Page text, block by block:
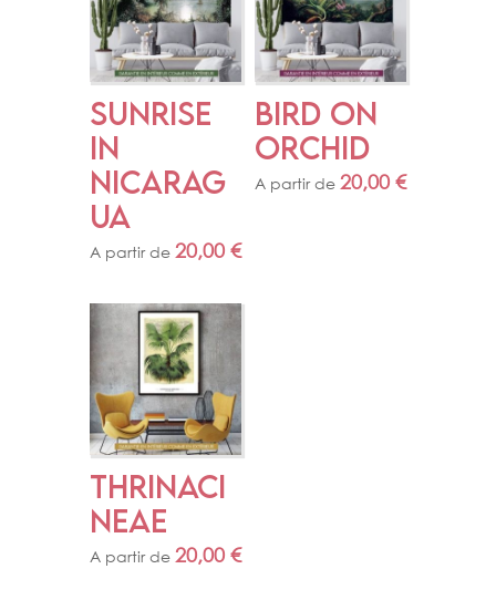
SUNRISE
IN
NICARAG
UA
A partir de20,00€
BIRD ON
ORCHID
A partir de20,00€
THRINACI
NEAE
A partir de20,00€